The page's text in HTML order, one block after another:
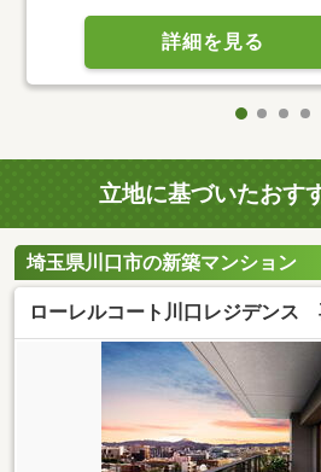
詳細を見る
立地に基づいたおす
埼玉県川口市の新築マンション
ローレルコート川口レジデンス